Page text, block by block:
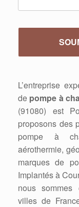
L’entreprise
de pompe à
(91080) est
proposons des
pompe à
aérothermie,
marques de
Implantés à
nous sommes
villes de